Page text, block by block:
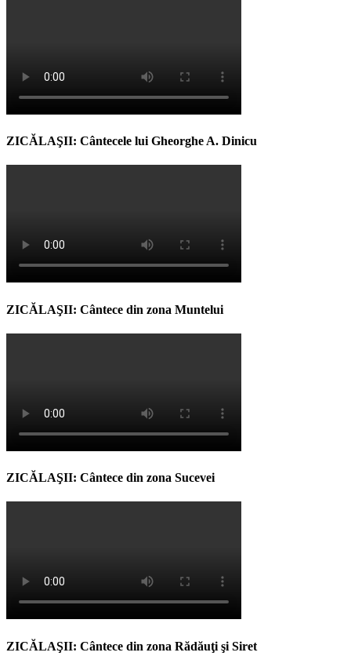
ZICĂLAŞII: Cântecele lui Gheorghe A. Dinicu
ZICĂLAŞII: Cântece din zona Muntelui
ZICĂLAŞII: Cântece din zona Sucevei
ZICĂLAŞII: Cântece din zona Rădăuţi şi Siret